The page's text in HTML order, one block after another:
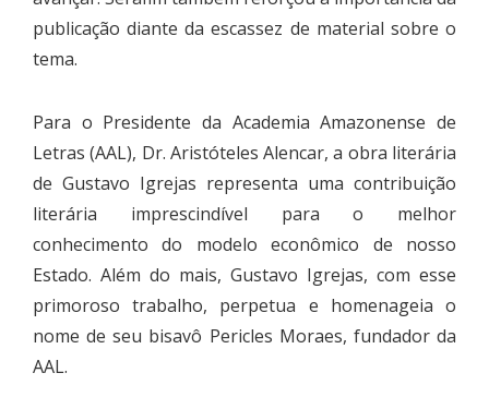
publicação diante da escassez de material sobre o
tema.
Para o Presidente da Academia Amazonense de
Letras (AAL), Dr. Aristóteles Alencar, a obra literária
de Gustavo Igrejas representa uma contribuição
literária imprescindível para o melhor
conhecimento do modelo econômico de nosso
Estado. Além do mais, Gustavo Igrejas, com esse
primoroso trabalho, perpetua e homenageia o
nome de seu bisavô Pericles Moraes, fundador da
AAL.